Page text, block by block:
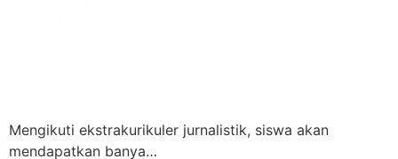
Mengikuti ekstrakurikuler jurnalistik, siswa akan
mendapatkan banya…